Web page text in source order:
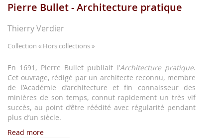
Skip
the
beginning
of
images
gallery
Pierre Bullet - Architecture pratique
Thierry Verdier
Collection « Hors collections »
En 1691, Pierre Bullet publiait l’Architecture pratique.
Cet ouvrage, rédigé par un architecte reconnu, membre
de l’Académie d’architecture et fin connaisseur des
minières de son temps, connut rapidement un très vif
succès, au point d’être réédité avec régularité pendant
plus d’un siècle.
Read more